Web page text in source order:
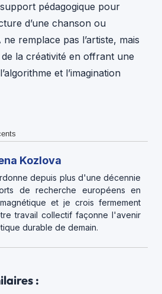
pédagogique pour
d’une chanson ou
remplace pas l’artiste, mais
la créativité en offrant une
et l’imagination
Kozlova
depuis plus d'une décennie
de recherche européens en
et je crois fermement
travail collectif façonne l'avenir
durable de demain.
: